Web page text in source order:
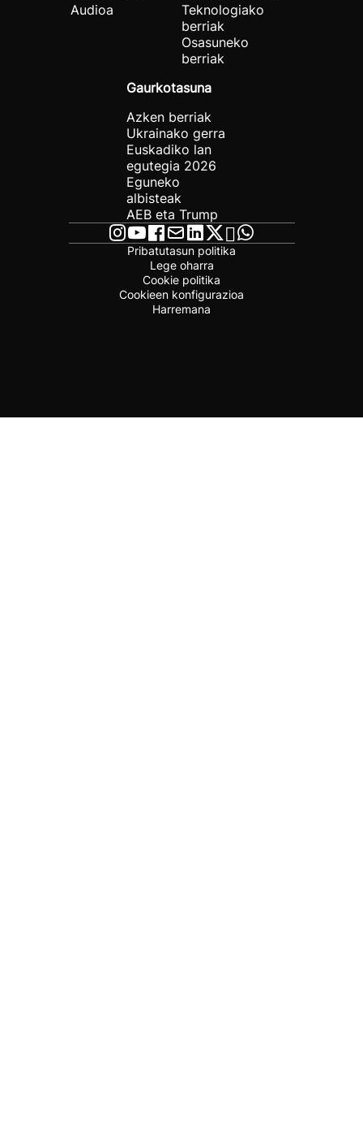
Audioa
Teknologiako
berriak
Osasuneko
berriak
Gaurkotasuna
Azken berriak
Ukrainako gerra
Euskadiko lan
egutegia 2026
Eguneko
albisteak
AEB eta Trump
Pribatutasun politika
Lege oharra
Cookie politika
Cookieen konfigurazioa
Harremana